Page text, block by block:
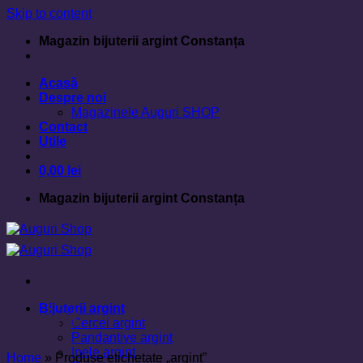
Skip to content
Magazin bijuterii argint Constanța
Acasă
Despre noi
Magazinele Auguri SHOP
Contact
Utile
0,00 lei
Magazin bijuterii argint Constanța
Bijuterii argint
Cercei argint
Pandantive argint
Inele argint
argint
Home » Produse etichetate „argint”